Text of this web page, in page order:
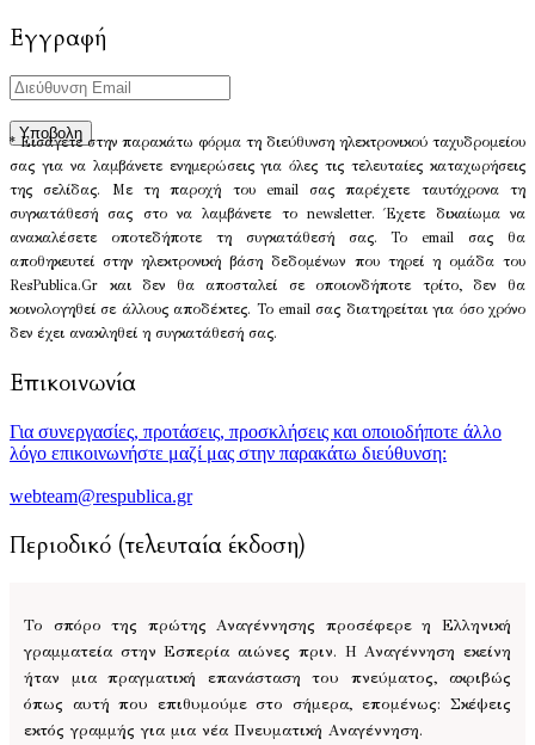
Εγγραφή
* Εισάγετε στην παρακάτω φόρμα τη διεύθυνση ηλεκτρονικού ταχυδρομείου
σας για να λαμβάνετε ενημερώσεις για όλες τις τελευταίες καταχωρήσεις
της σελίδας. Με τη παροχή του email σας παρέχετε ταυτόχρονα τη
συγκατάθεσή σας στο να λαμβάνετε το newsletter. Έχετε δικαίωμα να
ανακαλέσετε οποτεδήποτε τη συγκατάθεσή σας. Το email σας θα
αποθηκευτεί στην ηλεκτρονική βάση δεδομένων που τηρεί η ομάδα του
ResPublica.Gr και δεν θα αποσταλεί σε οποιονδήποτε τρίτο, δεν θα
κοινολογηθεί σε άλλους αποδέκτες. Το email σας διατηρείται για όσο χρόνο
δεν έχει ανακληθεί η συγκατάθεσή σας.
Επικοινωνία
Για συνεργασίες, προτάσεις, προσκλήσεις και οποιοδήποτε άλλο
λόγο επικοινωνήστε μαζί μας στην παρακάτω διεύθυνση:
webteam@respublica.gr
Περιοδικό (τελευταία έκδοση)
Το σπόρο της πρώτης Αναγέννησης προσέφερε η Ελληνική
γραμματεία στην Εσπερία αιώνες πριν. Η Αναγέννηση εκείνη
ήταν μια πραγματική επανάσταση του πνεύματος, ακριβώς
όπως αυτή που επιθυμούμε στο σήμερα, επομένως: Σκέψεις
εκτός γραμμής για μια νέα Πνευματική Αναγέννηση.